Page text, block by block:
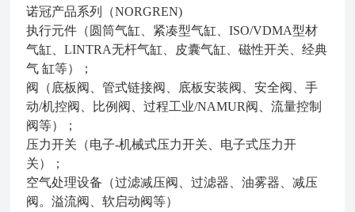
诺冠产品系列（NORGREN)
执行元件（圆筒气缸、紧凑型气缸、ISO/VDMA型材
气缸、LINTRA无杆气缸、皮囊气缸、磁性开关、经典
气 缸等）；
阀（底板阀、管式链接阀、底板安装阀、安全阀、手
动/机控阀、比例阀、过程工业/NAMUR阀、流量控制
阀等）；
压力开关（电子-机械式压力开关、电子式压力开
关）；
空气处理设备（过滤减压阀、过滤器、油雾器、减压
阀。溢流阀、软启动阀等）